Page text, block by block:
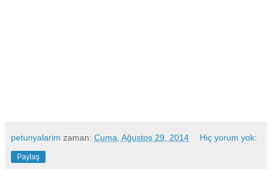
petunyalarim zaman: Cuma, Ağustos 29, 2014 Hiç yorum yok:
Paylaş